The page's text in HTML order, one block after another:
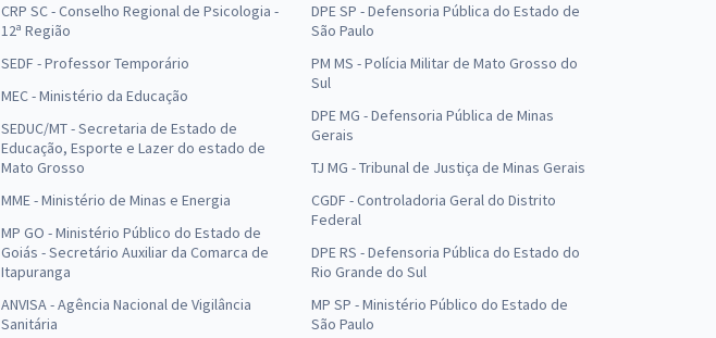
CRP SC - Conselho Regional de Psicologia -
12ª Região
SEDF - Professor Temporário
MEC - Ministério da Educação
SEDUC/MT - Secretaria de Estado de
Educação, Esporte e Lazer do estado de
Mato Grosso
MME - Ministério de Minas e Energia
MP GO - Ministério Público do Estado de
Goiás - Secretário Auxiliar da Comarca de
Itapuranga
ANVISA - Agência Nacional de Vigilância
Sanitária
DPE SP - Defensoria Pública do Estado de
São Paulo
PM MS - Polícia Militar de Mato Grosso do
Sul
DPE MG - Defensoria Pública de Minas
Gerais
TJ MG - Tribunal de Justiça de Minas Gerais
CGDF - Controladoria Geral do Distrito
Federal
DPE RS - Defensoria Pública do Estado do
Rio Grande do Sul
MP SP - Ministério Público do Estado de
São Paulo